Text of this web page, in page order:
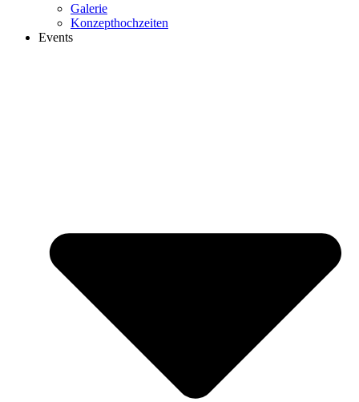
Galerie
Konzepthochzeiten
Events